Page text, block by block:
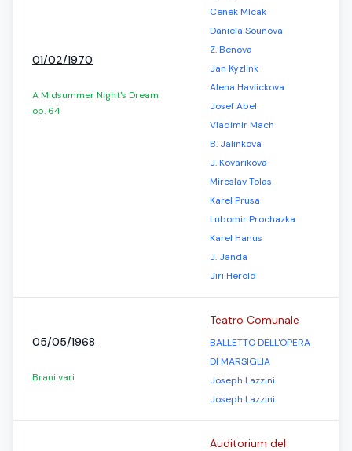
01/02/1970
A Midsummer Night's Dream
op. 64
Cenek Mlcak
Daniela Sounova
Z. Benova
Jan Kyzlink
Alena Havlickova
Josef Abel
Vladimir Mach
B. Jalinkova
J. Kovarikova
Miroslav Tolas
Karel Prusa
Lubomir Prochazka
Karel Hanus
J. Janda
Jiri Herold
05/05/1968
Brani vari
Teatro Comunale
BALLETTO DELL'OPERA
DI MARSIGLIA
Joseph Lazzini
Joseph Lazzini
Auditorium del